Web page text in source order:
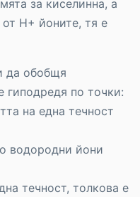
за киселинна, а
Н+ йоните, тя е
да обобщя
гиподредя по точки:
на една течност
водородни йони
течност, толкова е